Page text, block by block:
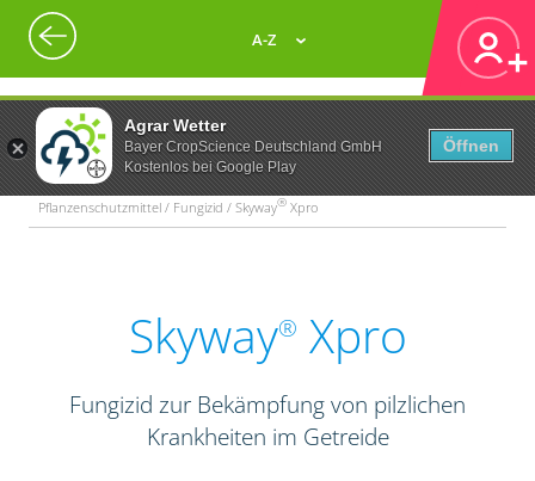
Agrar Wetter
Bayer CropScience Deutschland GmbH
Kostenlos bei Google Play
Öffnen
A-Z
Pflanzenschutzmittel / Fungizid / Skyway® Xpro
Skyway® Xpro
Fungizid zur Bekämpfung von pilzlichen
Krankheiten im Getreide